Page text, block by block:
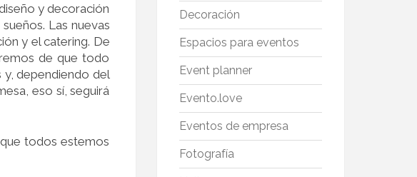
y decoración
Las nuevas
y el catering. De
de que todo
y, dependiendo del
eso sí, seguirá
todos estemos
Decoración
Espacios para eventos
Event planner
Evento.love
Eventos de empresa
Fotografía